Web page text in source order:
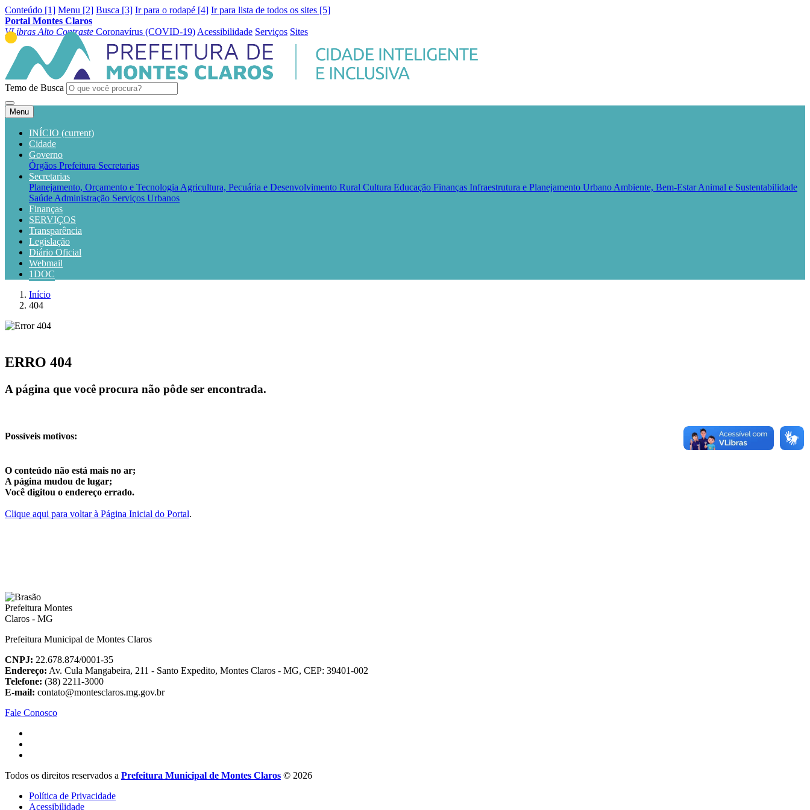
Conteúdo [1] Menu [2] Busca [3] Ir para o rodapé [4] Ir para lista de todos os sites [5]
Portal Montes Claros
VLibras Alto Contraste Coronavírus (COVID-19) Acessibilidade Serviços Sites
Temo de Busca
Menu
INÍCIO (current)
Cidade
Governo
Órgãos Prefeitura Secretarias
Secretarias
Planejamento, Orçamento e Tecnologia Agricultura, Pecuária e Desenvolvimento Rural Cultura Educação Finanças Infraestrutura e Planejamento Urbano Ambiente, Bem-Estar Animal e Sustentabilidade
Saúde Administração Serviços Urbanos
Finanças
SERVIÇOS
Transparência
Legislação
Diário Oficial
Webmail
1DOC
Início
404
ERRO 404
A página que você procura não pôde ser encontrada.
Possíveis motivos:
O conteúdo não está mais no ar;
A página mudou de lugar;
Você digitou o endereço errado.
Clique aqui para voltar à Página Inicial do Portal.
Prefeitura Municipal de Montes Claros
CNPJ: 22.678.874/0001-35
Endereço: Av. Cula Mangabeira, 211 - Santo Expedito, Montes Claros - MG, CEP: 39401-002
Telefone: (38) 2211-3000
E-mail: contato@montesclaros.mg.gov.br
Fale Conosco
Todos os direitos reservados a Prefeitura Municipal de Montes Claros © 2026
Política de Privacidade
Acessibilidade